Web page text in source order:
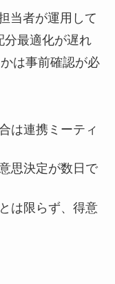
当者が運用して
分最適化が遅れ
は事前確認が必
は連携ミーティ
思決定が数日で
は限らず、得意